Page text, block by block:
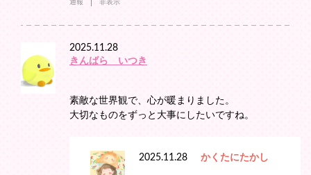
通報 非表示
2025.11.28
きんばら いつき
素敵な世界観で、心が暖まりました。
大切なものをずっと大事にしたいですね。
2025.11.28 かくたにたかし